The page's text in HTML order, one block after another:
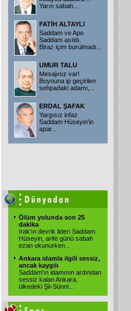
Yarın sabah...
FATİH ALTAYLI
Saddam ve Apo
Saddam asıldı.
Biraz içim burulmadı...
UMUR TALU
Mesajınız var!
Boynuna ip geçirilen
sehpadaki adamı,...
ERDAL ŞAFAK
Yargısız infaz
Saddam Hüseyin'in
apar...
Ölüm yolunda son 25
dakika
Irak'ın devrik lideri Saddam
Hüseyin, arife günü sabah
ezan okunurken...
Ankara idamla ilgili sessiz,
ancak kaygılı
Saddam'ın idamının ardından
sessiz kalan Ankara,
ülkedeki Şii-Sünni...